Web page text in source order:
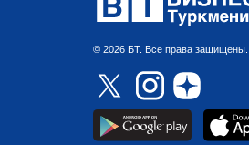
© 2026 БТ. Все права защищены.